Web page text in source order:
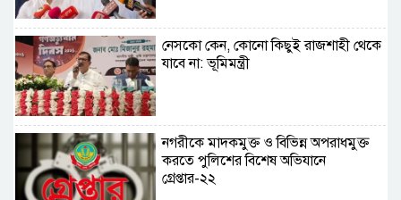
নেসকো কেন, কোনো কিছুই রাজশাহী থেকে
যাবে না: ভূমিমন্ত্রী
নগরীকে মাদকমুক্ত ও বিভিন্ন অপরাধমুক্ত
করতে পুলিশের বিশেষ অভিযানে
গ্রেপ্তার-২২